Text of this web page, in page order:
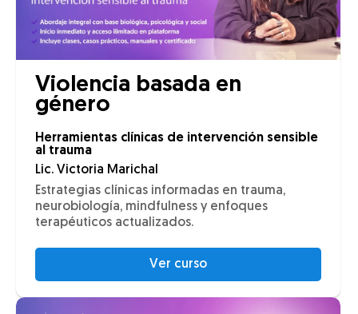
Violencia basada en
género
Herramientas clínicas de intervención sensible
al trauma
Lic. Victoria Marichal
Estrategias clínicas informadas en trauma,
neurobiología, mindfulness y enfoques
terapéuticos actualizados.
Ver curso